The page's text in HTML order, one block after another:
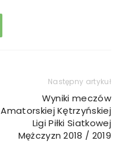
Następny artykuł
Wyniki meczów
Amatorskiej Kętrzyńskiej
Ligi Piłki Siatkowej
Mężczyzn 2018 / 2019